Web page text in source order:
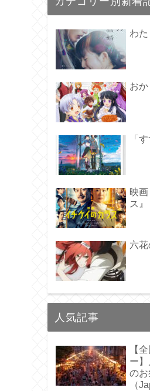
わ
お
「
映
ス』
六
人気記事
【
ー
のお
（